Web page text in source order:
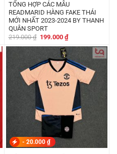
TỔNG HỢP CÁC MẪU
READMARID HÀNG FAKE THÁI
MỚI NHẤT 2023-2024 BY THANH
QUÂN SPORT
219.000₫ Giá
là:
219.000 ₫.
199.000₫Giá
tại
199.000 ₫.
- 20.000 ₫